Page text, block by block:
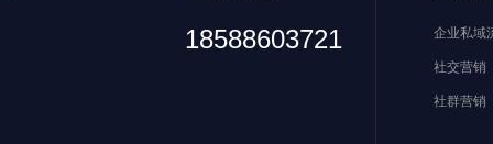
18588603721 企业私域
社交营销
社群营销